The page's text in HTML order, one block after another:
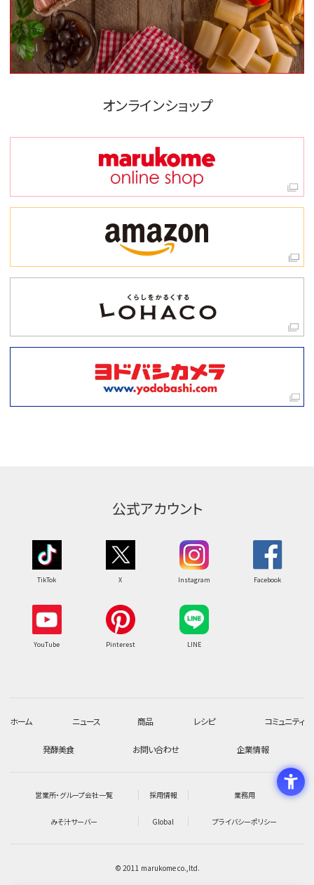
オンラインショップ
公式アカウント
TikTok X Instagram Facebook
YouTube Pinterest LINE
ホーム ニュース 商品 レシピ コミュニティ
発酵美食 お問い合わせ 企業情報
営業所・グループ会社一覧 採用情報 業務用
みそ汁サーバー Global プライバシーポリシー
© 2011 marukome co.,ltd.